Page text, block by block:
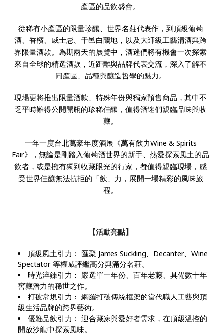
產區的品飲盛會。
從稀有小產區的限量珍釀、世界名莊代表作，到頂級葡萄
酒、香檳、威士忌、干邑白蘭地，以及大師級工藝清酒與跨
界限量酒款。為期兩天的展覽中，酒迷們將有機會一次探索
來自全球的精選酒款，近距離與品牌代表交流，深入了解不
同產區、品種與釀造哲學的魅力。
現場更將推出限量酒款、特殊年份與獨家預售商品，其中不
乏平時難得公開開瓶的珍稀佳釀，值得酒迷們親臨品味與收
藏。
一年一度台北萬豪年度酒展《萬有飲力Wine & Spirits
Fair》，無論是剛踏入葡萄酒世界的新手、熱愛探索風土的品
飲者，或是擁有獨到收藏眼光的行家，都值得親臨現場，感
受世界佳釀無法抗拒的「飲」力，展開一場精彩的風味旅
程。
【活動亮點】
頂級風土引力： 匯聚 James Suckling、Decanter、Wine
Spectator 等權威評鑑高分與滿分名莊。
時光淬鍊引力： 嚴選單一年份、百年老藤、具備數十年
窖藏潛力的稀世之作。
打破常規引力： 網羅打破傳統框架的當代職人工藝與頂
級生活品牌的跨界藝術。
優雅品飲引力： 迎合藏家與愛好者需求，在頂級溫控的
開放沙龍中探索風味。